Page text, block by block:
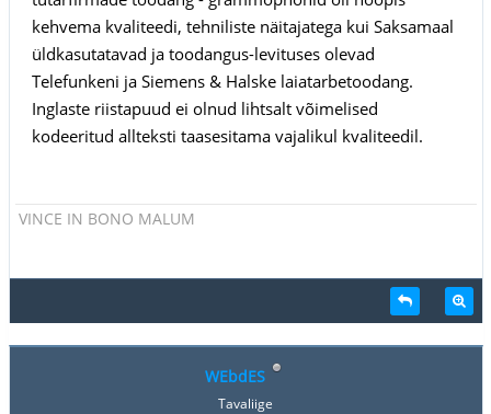
kehvema kvaliteedi, tehniliste näitajatega kui Saksamaal
üldkasutatavad ja toodangus-levituses olevad
Telefunkeni ja Siemens & Halske laiatarbetoodang.
Inglaste riistapuud ei olnud lihtsalt võimelised
kodeeritud allteksti taasesitama vajalikul kvaliteedil.
VINCE IN BONO MALUM
WEbdES
Tavaliige